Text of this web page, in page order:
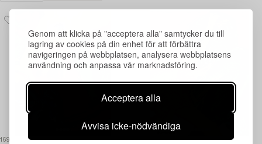
Genom att klicka på "acceptera alla" samtycker du till
lagring av cookies på din enhet för att förbättra
navigeringen på webbplatsen, analysera webbplatsens
användning och anpassa vår marknadsföring.
Acceptera alla
Avvisa icke-nödvändiga
1695556 1596925